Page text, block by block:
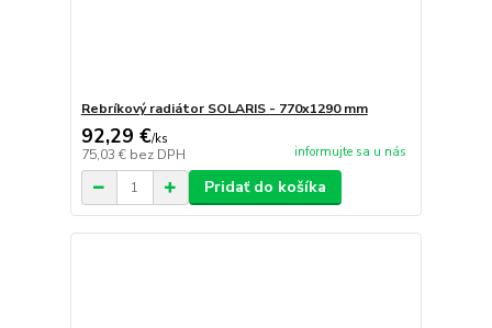
Rebríkový radiátor SOLARIS - 770x1290 mm
92,29 €/ks
75,03 € bez DPH informujte sa u nás
Pridať do košíka